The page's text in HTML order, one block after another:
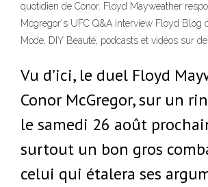
quotidien de Conor. Floyd Mayweather
Mcgregor's UFC Q&A interview Floyd Blog
Mode, DIY Beauté, podcasts et vidéos sur
Vu d’ici, le duel Floyd
Conor McGregor, sur un
le samedi 26 août
surtout un bon gros
celui qui étalera ses